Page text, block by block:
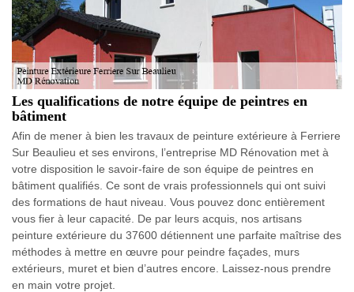
Les qualifications de notre équipe de peintres en
bâtiment
Afin de mener à bien les travaux de peinture extérieure à Ferriere
Sur Beaulieu et ses environs, l’entreprise MD Rénovation met à
votre disposition le savoir-faire de son équipe de peintres en
bâtiment qualifiés. Ce sont de vrais professionnels qui ont suivi
des formations de haut niveau. Vous pouvez donc entièrement
vous fier à leur capacité. De par leurs acquis, nos artisans
peinture extérieure du 37600 détiennent une parfaite maîtrise des
méthodes à mettre en œuvre pour peindre façades, murs
extérieurs, muret et bien d’autres encore. Laissez-nous prendre
en main votre projet.